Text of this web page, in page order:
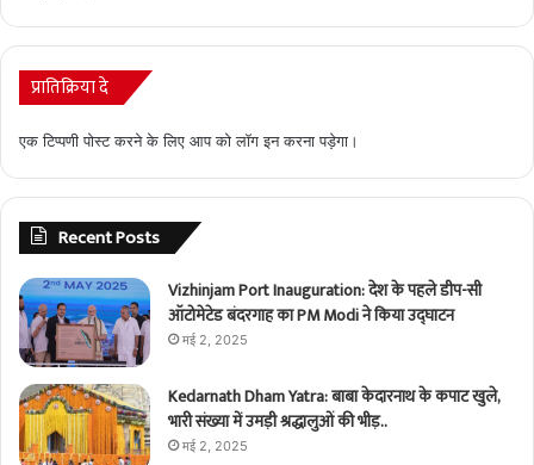
प्रातिक्रिया दे
एक टिप्पणी पोस्ट करने के लिए आप कोलॉग इनकरना पड़ेगा।
Recent Posts
Vizhinjam Port Inauguration: देश के पहले डीप-सी
ऑटोमेटेड बंदरगाह का PM Modi ने किया उद्घाटन
मई 2, 2025
Kedarnath Dham Yatra: बाबा केदारनाथ के कपाट खुले,
भारी संख्या में उमड़ी श्रद्धालुओं की भीड़..
मई 2, 2025